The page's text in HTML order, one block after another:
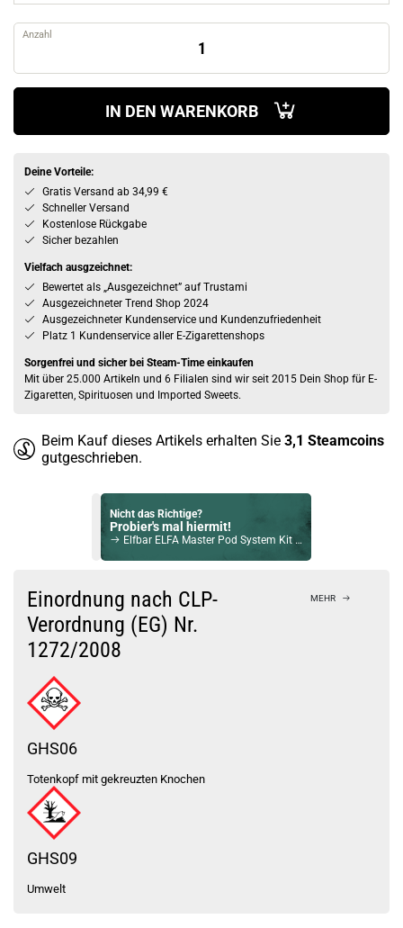
Anzahl
IN DEN WARENKORB
Deine Vorteile:
Gratis Versand ab 34,99 €
Schneller Versand
Kostenlose Rückgabe
Sicher bezahlen
Vielfach ausgzeichnet:
Bewertet als „Ausgezeichnet” auf Trustami
Ausgezeichneter Trend Shop 2024
Ausgezeichneter Kundenservice und Kundenzufriedenheit
Platz 1 Kundenservice aller E-Zigarettenshops
Sorgenfrei und sicher bei Steam-Time einkaufen
Mit über 25.000 Artikeln und 6 Filialen sind wir seit 2015 Dein Shop für E-
Zigaretten, Spirituosen und Imported Sweets.
Beim Kauf dieses Artikels erhalten Sie 3,1 Steamcoins
gutgeschrieben.
Nicht das Richtige?
Probier's mal hiermit!
Elfbar ELFA Master Pod System Kit Schwarz
Check das mal!
QP Design Fatality M25 Remastered 4/5,5ml RTA Verdampfer Schwarz
Du willst Kröten sparen?
Schau mal hier!
Einordnung nach CLP-
Verordnung (EG) Nr.
1272/2008
MEHR
GHS06
Totenkopf mit gekreuzten Knochen
GHS09
Umwelt